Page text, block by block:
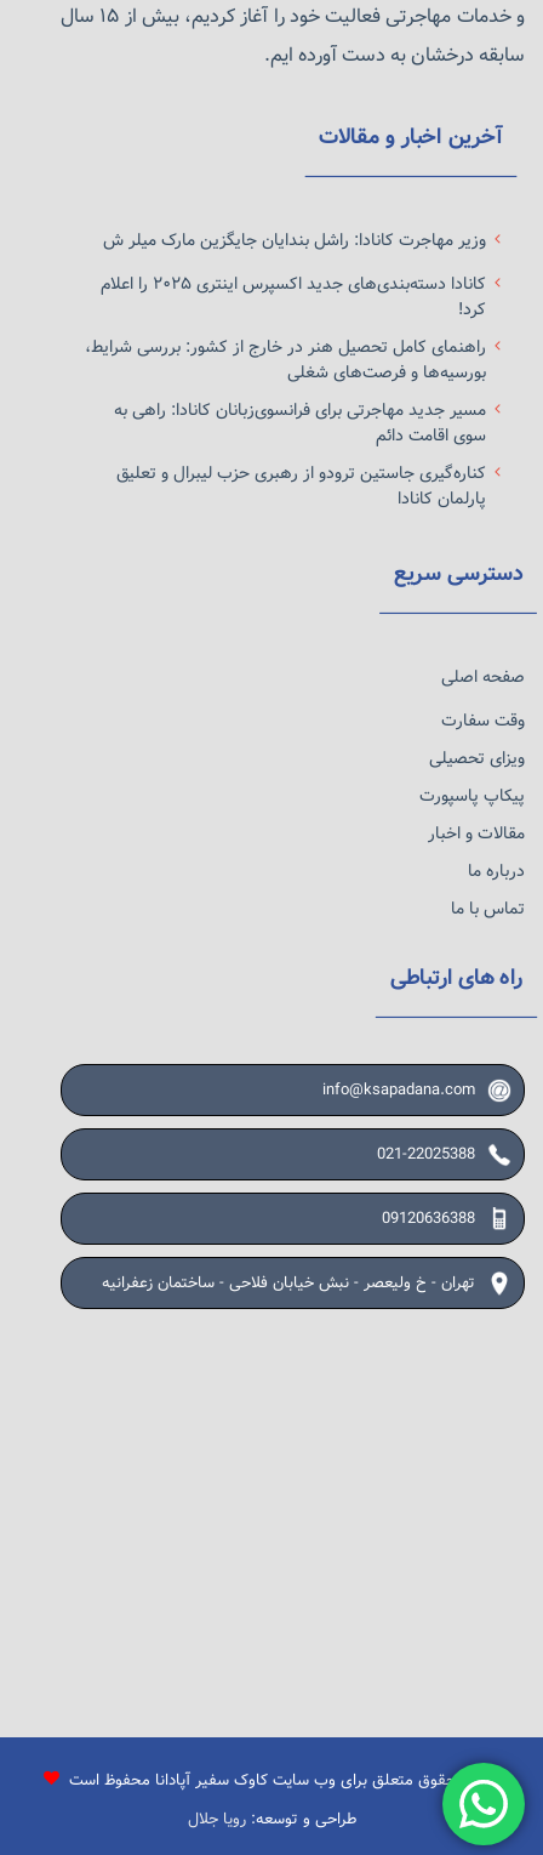
و خدمات مهاجرتی فعالیت خود را آغاز کردیم، بیش از ۱۵ سال
سابقه درخشان به دست آورده ایم.
آخرین اخبار و مقالات
وزیر مهاجرت کانادا: راشل بندایان جایگزین مارک میلر ش
کانادا دسته‌بندی‌های جدید اکسپرس اینتری ۲۰۲۵ را اعلام
کرد!
راهنمای کامل تحصیل هنر در خارج از کشور: بررسی شرایط،
بورسیه‌ها و فرصت‌های شغلی
مسیر جدید مهاجرتی برای فرانسوی‌زبانان کانادا: راهی به
سوی اقامت دائم
کناره‌گیری جاستین ترودو از رهبری حزب لیبرال و تعلیق
پارلمان کانادا
دسترسی سریع
صفحه اصلی
وقت سفارت
ویزای تحصیلی
پیکاپ پاسپورت
مقالات و اخبار
درباره ما
تماس با ما
راه های ارتباطی
info@ksapadana.com
021-22025388
09120636388
تهران - خ ولیعصر - نبش خیابان فلاحی - ساختمان زعفرانیه
تمامی حقوق متعلق برای وب سایت کاوک سفیر آپادانا محفوظ است
طراحی و توسعه:رویا جلال